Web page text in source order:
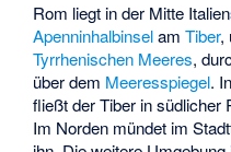
Rom liegt in der Mitte
ApenninhalbinselamTiber,
Tyrrhenischen Meeres,
über dem Meeresspiegel.
fließt der Tiber in südlicher
Im Norden mündet im